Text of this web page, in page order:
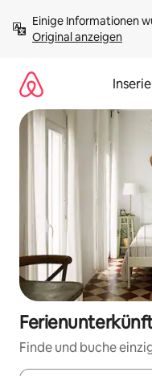
Inhalten
springenOriginal anzeigen
Finde und buche